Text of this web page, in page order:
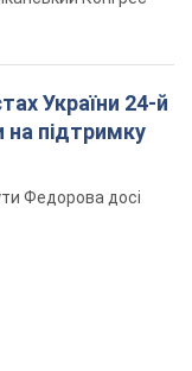
України 24-й
на підтримку
Федорова досі